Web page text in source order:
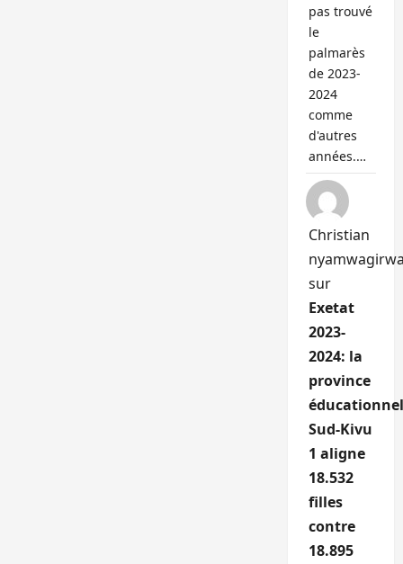
pas trouvé
le
palmarès
de 2023-
2024
comme
d'autres
années.…
Christian
sur
Exetat
2023-
2024: la
province
Sud-Kivu
1 aligne
18.532
filles
contre
18.895